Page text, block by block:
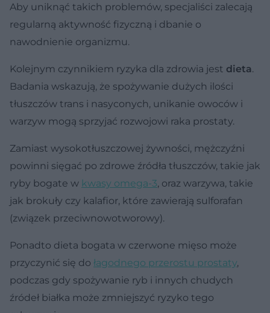
Aby uniknąć takich problemów, specjaliści zalecają
regularną aktywność fizyczną i dbanie o
nawodnienie organizmu.
Kolejnym czynnikiem ryzyka dla zdrowia jest dieta.
Badania wskazują, że spożywanie dużych ilości
tłuszczów trans i nasyconych, unikanie owoców i
warzyw mogą sprzyjać rozwojowi raka prostaty.
Zamiast wysokotłuszczowej żywności, mężczyźni
powinni sięgać po zdrowe źródła tłuszczów, takie jak
ryby bogate w kwasy omega-3, oraz warzywa, takie
jak brokuły czy kalafior, które zawierają sulforafan
(związek przeciwnowotworowy).
Ponadto dieta bogata w czerwone mięso może
przyczynić się do łagodnego przerostu prostaty,
podczas gdy spożywanie ryb i innych chudych
źródeł białka może zmniejszyć ryzyko tego